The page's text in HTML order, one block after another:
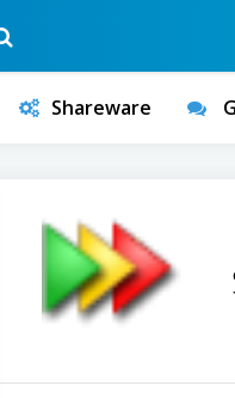
Shareware